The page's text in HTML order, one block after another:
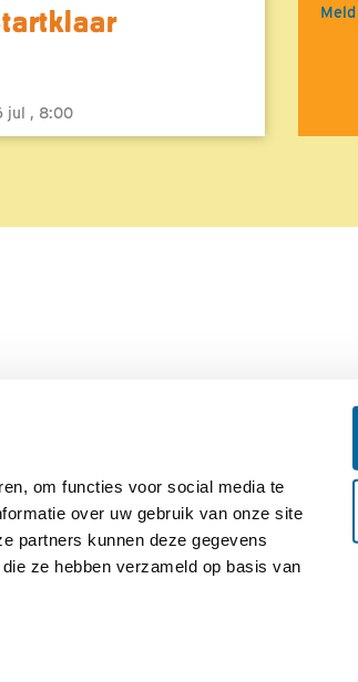
om functies voor social media te
over uw gebruik van onze site
partners kunnen deze gegevens
ze hebben verzameld op basis van
jul , 8:00
Colofon